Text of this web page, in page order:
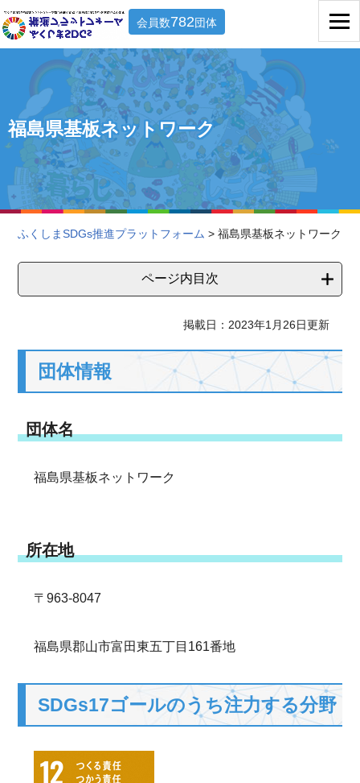
会員数782団体
福島県基板ネットワーク
ふくしまSDGs推進プラットフォーム > 福島県基板ネットワーク
ページ内目次
掲載日：2023年1月26日更新
団体情報
団体名
福島県基板ネットワーク
所在地
〒963-8047
福島県郡山市富田東五丁目161番地
SDGs17ゴールのうち注力する分野